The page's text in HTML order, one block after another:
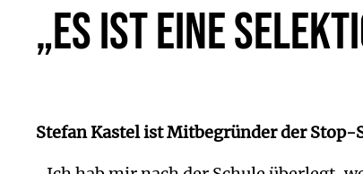
„Es ist eine
Stefan Kastel ist Mitbegründer der Stop-